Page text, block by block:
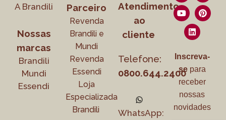
A Brandili
Nossas
marcas
Brandili
Mundi
Essendi
Parceiro
Revenda
Brandili e
Mundi
Revenda
Essendi
Loja
Especializada
Brandili
Atendimento
ao
cliente
Telefone:
0800.644.2400
WhatsApp:
Inscreva-
separa
receber
nossas
novidades